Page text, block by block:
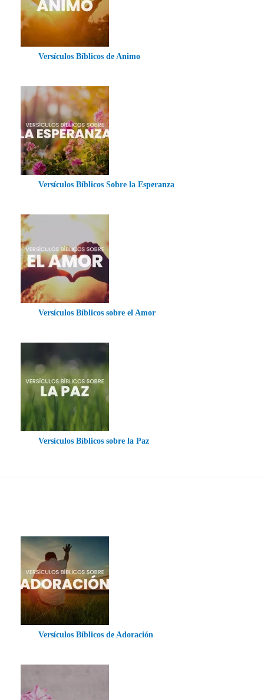
Versículos Bíblicos de Animo
Versículos Bíblicos Sobre la Esperanza
Versículos Bíblicos sobre el Amor
Versículos Bíblicos sobre la Paz
Versículos Bíblicos de Adoración